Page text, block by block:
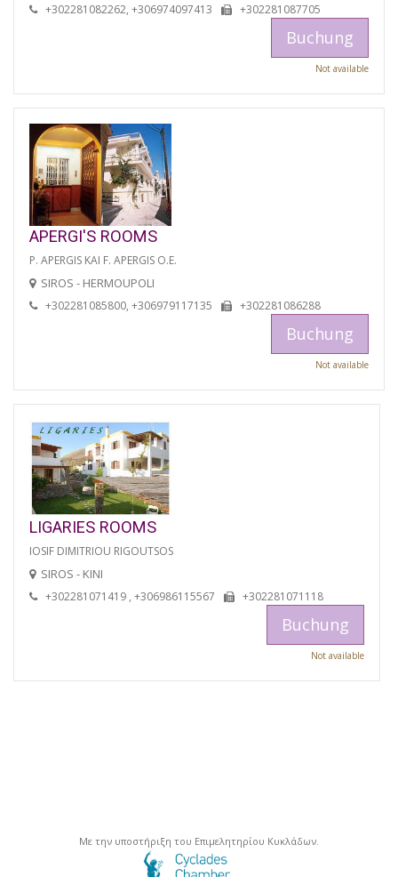
+302281082262, +306974097413 +302281087705
Buchung
Not available
APERGI'S ROOMS
P. APERGIS KAI F. APERGIS O.E.
SIROS - HERMOUPOLI
+302281085800, +306979117135 +302281086288
Buchung
Not available
LIGARIES ROOMS
IOSIF DIMITRIOU RIGOUTSOS
SIROS - KINI
+302281071419 , +306986115567 +302281071118
Buchung
Not available
Με την υποστήριξη του Επιμελητηρίου Κυκλάδων.